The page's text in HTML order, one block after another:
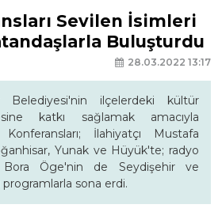
Sevilen İsimleri
Buluşturdu
28.03.2022 13:17
Belediyesi'nin ilçelerdeki kültür
katkı sağlamak amacıyla
İlahiyatçı Mustafa
Yunak ve Hüyük'te; radyo
Bora Öge'nin de Seydişehir ve
programlarla sona erdi.